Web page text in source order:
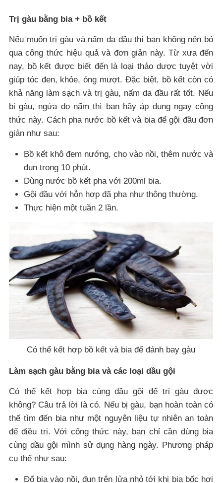
Trị gàu bằng bia + bồ kết
Nếu muốn trị gàu và nấm da đầu thì bạn không nên bỏ
qua công thức hiệu quả và đơn giản này. Từ xưa đến
nay, bồ kết được biết đến là loại thảo dược tuyệt vời
giúp tóc đen, khỏe, óng mượt. Đặc biệt, bồ kết còn có
khả năng làm sạch và trị gàu, nấm da đầu rất tốt. Nếu
bị gàu, ngứa do nấm thì bạn hãy áp dụng ngay công
thức này. Cách pha nước bồ kết và bia để gội đầu đơn
giản như sau:
Bồ kết khô đem nướng, cho vào nồi, thêm nước và
đun trong 10 phút.
Dùng nước bồ kết pha với 200ml bia.
Gội đầu với hỗn hợp đã pha như thông thường.
Thực hiện một tuần 2 lần.
Có thể kết hợp bồ kết và bia để đánh bay gàu
Làm sạch gàu bằng bia và các loại dầu gội
Có thể kết hợp bia cùng dầu gội để trị gàu được
không? Câu trả lời là có. Nếu bị gàu, bạn hoàn toàn có
thể tìm đến bia như một nguyên liệu tự nhiên an toàn
để điều trị. Với công thức này, bạn chỉ cần dùng bia
cùng dầu gội mình sử dụng hàng ngày. Phương pháp
cụ thể như sau:
Đổ bia vào nồi, đun trên lửa nhỏ tới khi bia bốc hơi